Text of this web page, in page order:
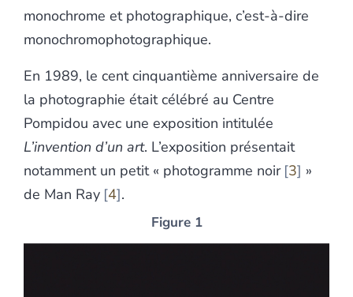
monochrome et photographique, c’est-à-dire
monochromophotographique.
En 1989, le cent cinquantième anniversaire de
la photographie était célébré au Centre
Pompidou avec une exposition intitulée
L’invention d’un art. L’exposition présentait
notamment un petit « photogramme noir 3 »
de Man Ray 4 .
Figure 1